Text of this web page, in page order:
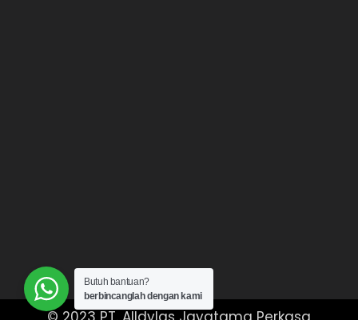
Butuh bantuan?
berbincanglah dengan kami